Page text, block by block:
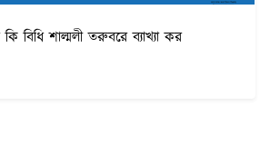
বিধি শাল্মলী তরুবরে ব্যাখ্যা কর